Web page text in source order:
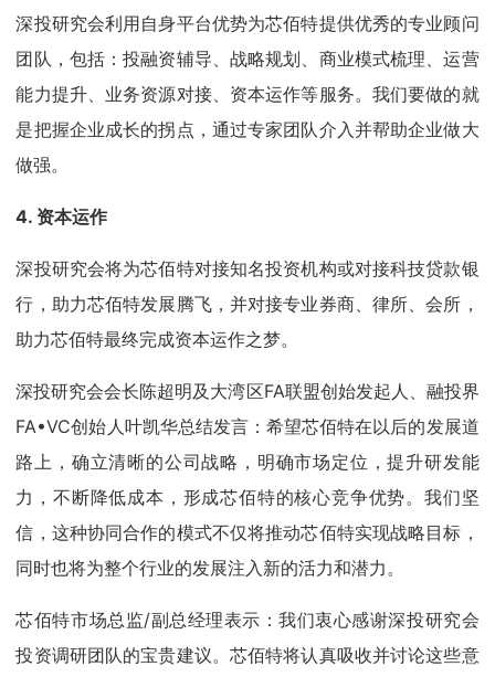
深投研究会利用自身平台优势为芯佰特提供优秀的专业顾问
团队，包括：投融资辅导、战略规划、商业模式梳理、运营
能力提升、业务资源对接、资本运作等服务。我们要做的就
是把握企业成长的拐点，通过专家团队介入并帮助企业做大
做强。
4. 资本运作
深投研究会将为芯佰特对接知名投资机构或对接科技贷款银
行，助力芯佰特发展腾飞，并对接专业券商、律所、会所，
助力芯佰特最终完成资本运作之梦。
深投研究会会长陈超明及大湾区FA联盟创始发起人、融投界
FA•VC创始人叶凯华总结发言：希望芯佰特在以后的发展道
路上，确立清晰的公司战略，明确市场定位，提升研发能
力，不断降低成本，形成芯佰特的核心竞争优势。我们坚
信，这种协同合作的模式不仅将推动芯佰特实现战略目标，
同时也将为整个行业的发展注入新的活力和潜力。
芯佰特市场总监/副总经理表示：我们衷心感谢深投研究会
投资调研团队的宝贵建议。芯佰特将认真吸收并讨论这些意